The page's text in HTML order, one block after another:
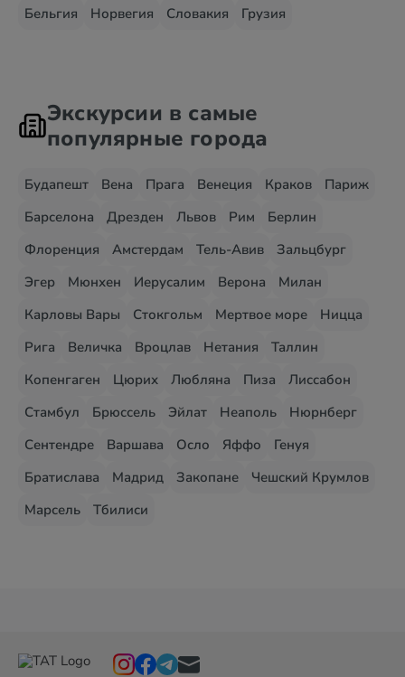
Бельгия
Норвегия Словакия Грузия
Экскурсии в самые
популярные города
Будапешт Вена Прага Венеция Краков
Париж
Барселона
Дрезден Львов Рим
Берлин
Флоренция
Амстердам Тель-Авив
Зальцбург
Эгер
Мюнхен Иерусалим Верона
Милан
Карловы Вары
Стокгольм Мертвое море
Ницца
Рига
Величка Вроцлав Нетания
Таллин
Копенгаген
Цюрих Любляна Пиза
Лиссабон
Стамбул
Брюссель Эйлат Неаполь
Нюрнберг
Сентендре
Варшава Осло Яффо
Генуя
Братислава
Мадрид Закопане
Чешский Крумлов
Марсель
Тбилиси